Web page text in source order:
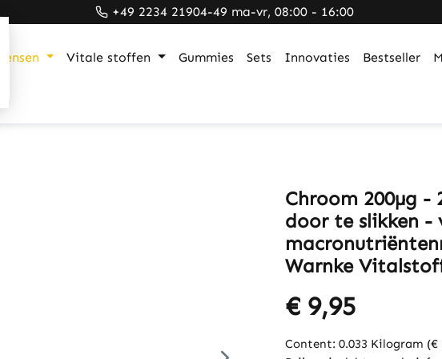
+49 2234 21904-49 ma-vr, 08:00 - 16:00
Vitale stoffen Gummies Sets Innovaties Bestseller
Chroom 200µg
door te slikken -
Warnke
€ 9,95
Content: 0.033 Kilogram (€